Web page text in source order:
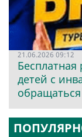
21.06.2026 09:12
детей с